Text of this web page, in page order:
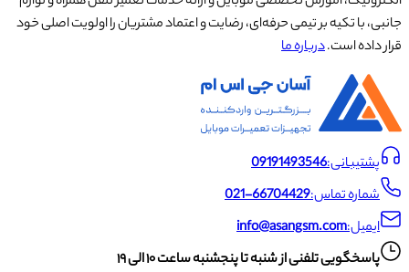
جانبی، با تکیه بر تیمی حرفه‌ای، رضایت و اعتماد مشتریان را اولویت اصلی خود
قرار داده است.درباره ما
پشتیبانی:09191493546
شماره تماس:021-66704429
ایمیل:info@asangsm.com
پاسخگویی تلفنی از شنبه تا پنجشنبه ساعت ۱۰ الی ۱۹